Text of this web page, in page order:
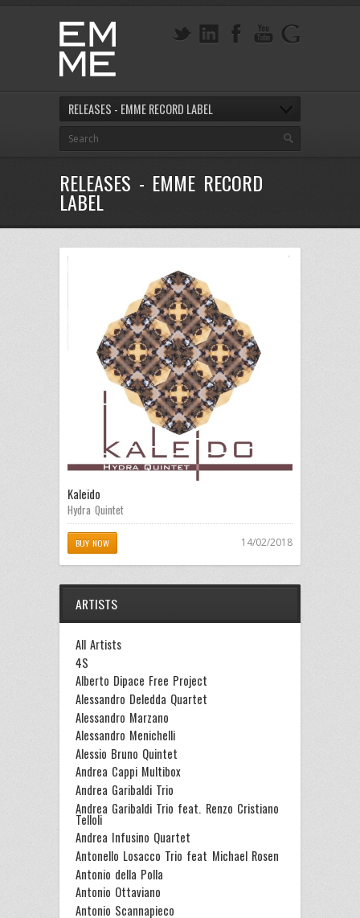
RELEASES - EMME RECORD LABEL
RELEASES - EMME RECORD
LABEL
Kaleido
Hydra Quintet
BUY NOW 14/02/2018
ARTISTS
All Artists
4S
Alberto Dipace Free Project
Alessandro Deledda Quartet
Alessandro Marzano
Alessandro Menichelli
Alessio Bruno Quintet
Andrea Cappi Multibox
Andrea Garibaldi Trio
Andrea Garibaldi Trio feat. Renzo Cristiano
Telloli
Andrea Infusino Quartet
Antonello Losacco Trio feat Michael Rosen
Antonio della Polla
Antonio Ottaviano
Antonio Scannapieco